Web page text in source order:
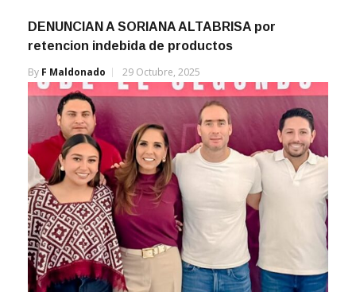
DENUNCIAN A SORIANA ALTABRISA por
retencion indebida de productos
By F Maldonado 29 Octubre, 2025